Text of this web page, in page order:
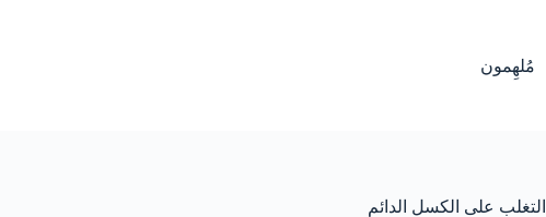
مُلهِمون
التغلب على الكسل الدائم